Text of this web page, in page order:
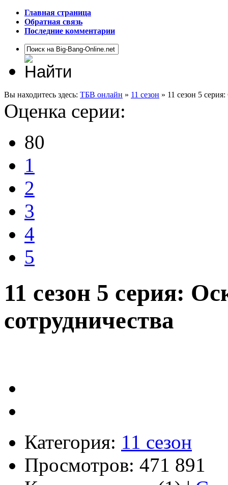
Главная страница
Обратная связь
Последние комментарии
Вы находитесь здесь: ТБВ онлайн » 11 сезон » 11 сезон 5
Оценка серии:
80
1
2
3
4
5
11 сезон 5 серия:
сотрудничества
Категория: 11 сезон
Просмотров: 471 891